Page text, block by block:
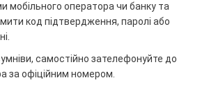
мобільного оператора чи банку та
код підтвердження, паролі або
самостійно зателефонуйте до
за офіційним номером.